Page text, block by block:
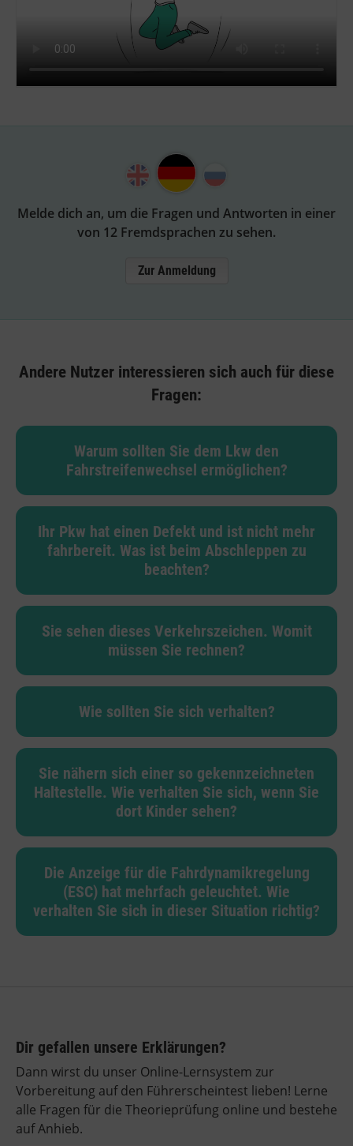
Melde dich an, um die Fragen und Antworten in einer
von 12 Fremdsprachen zu sehen.
Zur Anmeldung
Andere Nutzer interessieren sich auch für diese
Fragen:
Warum sollten Sie dem Lkw den
Fahrstreifenwechsel ermöglichen?
Ihr Pkw hat einen Defekt und ist nicht mehr
fahrbereit. Was ist beim Abschleppen zu
beachten?
Sie sehen dieses Verkehrszeichen. Womit
müssen Sie rechnen?
Wie sollten Sie sich verhalten?
Sie nähern sich einer so gekennzeichneten
Haltestelle. Wie verhalten Sie sich, wenn Sie
dort Kinder sehen?
Die Anzeige für die Fahrdynamikregelung
(ESC) hat mehrfach geleuchtet. Wie
verhalten Sie sich in dieser Situation richtig?
Dir gefallen unsere Erklärungen?
Dann wirst du unser Online-Lernsystem zur
Vorbereitung auf den Führerscheintest lieben! Lerne
alle Fragen für die Theorieprüfung online und bestehe
auf Anhieb.